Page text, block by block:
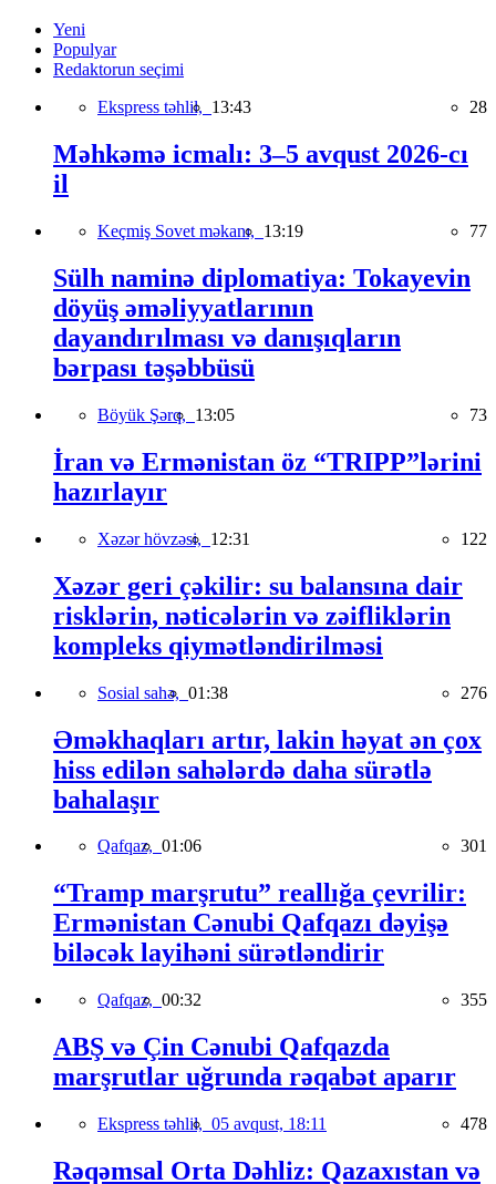
Yeni
Populyar
Redaktorun seçimi
Ekspress təhlil, 13:43 28
Məhkəmə icmalı: 3–5 avqust 2026-cı
il
Keçmiş Sovet məkanı, 13:19 77
Sülh naminə diplomatiya: Tokayevin
döyüş əməliyyatlarının
dayandırılması və danışıqların
bərpası təşəbbüsü
Böyük Şərq, 13:05 73
İran və Ermənistan öz “TRIPP”lərini
hazırlayır
Xəzər hövzəsi, 12:31 122
Xəzər geri çəkilir: su balansına dair
risklərin, nəticələrin və zəifliklərin
kompleks qiymətləndirilməsi
Sosial sahə, 01:38 276
Əməkhaqları artır, lakin həyat ən çox
hiss edilən sahələrdə daha sürətlə
bahalaşır
Qafqaz, 01:06 301
“Tramp marşrutu” reallığa çevrilir:
Ermənistan Cənubi Qafqazı dəyişə
biləcək layihəni sürətləndirir
Qafqaz, 00:32 355
ABŞ və Çin Cənubi Qafqazda
marşrutlar uğrunda rəqabət aparır
Ekspress təhlil, 05 avqust, 18:11 478
Rəqəmsal Orta Dəhliz: Qazaxıstan və